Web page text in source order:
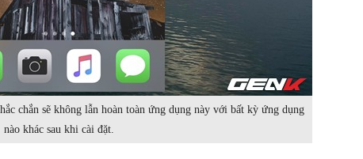
chắn sẽ không lẫn hoàn toàn ứng dụng này với bất kỳ ứng dụng
nào khác sau khi cài đặt.